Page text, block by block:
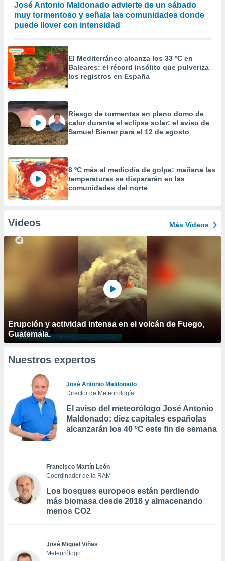
José Antonio Maldonado advierte de un sábado
muy tormentoso y señala las comunidades donde
puede llover con intensidad
El Mediterráneo alcanza los 33 ºC en
Baleares: el récord insólito que pulveriza
los registros en España
Riesgo de tormentas en pleno domo de
calor durante el eclipse solar: el aviso de
Samuel Biener para el 12 de agosto
8 ºC más al mediodía de golpe: mañana las
temperaturas se dispararán en las
comunidades del norte
Vídeos Más Vídeos
Erupción y actividad intensa en el volcán de Fuego,
Guatemala.
Nuestros expertos
José Antonio Maldonado
Director de Meteorología
El aviso del meteorólogo José Antonio
Maldonado: diez capitales españolas
alcanzarán los 40 ºC este fin de semana
Francisco Martín León
Coordinador de la RAM
Los bosques europeos están perdiendo
más biomasa desde 2018 y almacenando
menos CO2
José Miguel Viñas
Meteorólogo